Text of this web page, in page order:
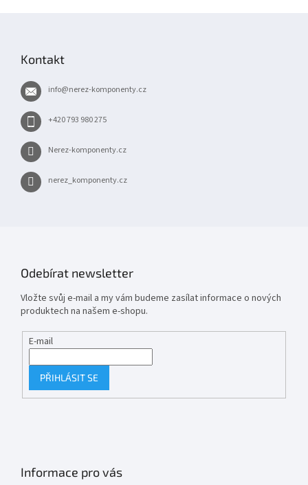
Kontakt
info@nerez-komponenty.cz
+420 793 980 275
Nerez-komponenty.cz
nerez_komponenty.cz
Odebírat newsletter
Vložte svůj e-mail a my vám budeme zasílat informace o nových
produktech na našem e-shopu.
E-mail
PŘIHLÁSIT SE
Informace pro vás